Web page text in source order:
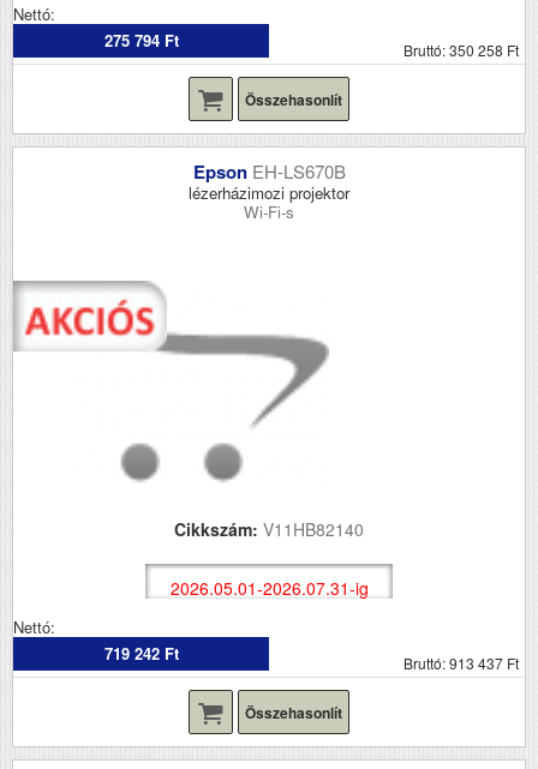
Nettó:
275 794 Ft
Bruttó: 350 258 Ft
Összehasonlít
Epson EH-LS670B
lézerházimozi projektor
Wi-Fi-s
Cikkszám: V11HB82140
2026.05.01-2026.07.31-ig
Nettó:
719 242 Ft
Bruttó: 913 437 Ft
Összehasonlít